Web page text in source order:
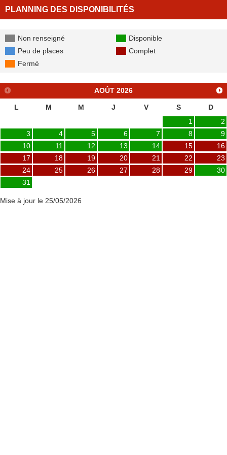
PLANNING DES DISPONIBILITÉS
Non renseigné
Disponible
Peu de places
Complet
Fermé
AOÛT 2026
L M M J V S
D
1
2
3
4 5 6 7 8
9
10
11 12 13 14 15
16
17
18 19 20 21 22
23
24
25 26 27 28 29
30
31
Mise à jour le 25/05/2026